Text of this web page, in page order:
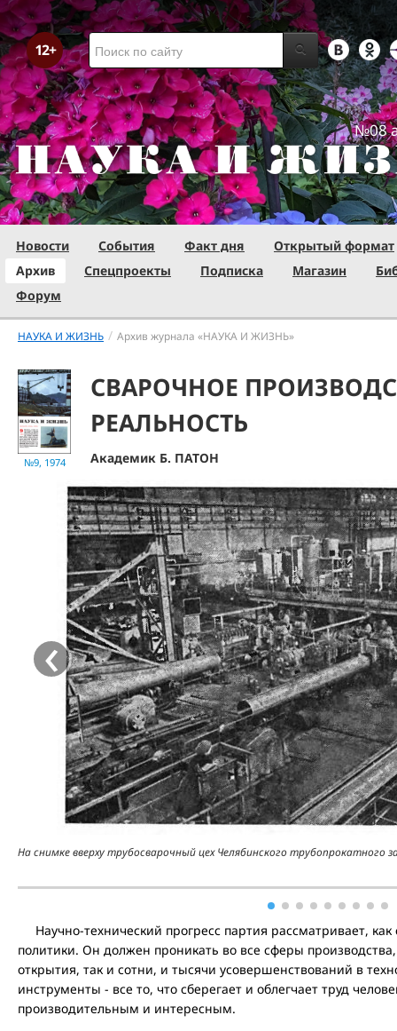
№08
Новости События Факт дня
Открытый формат
Архив
Спецпроекты Подписка Магазин
Форум
НАУКА И ЖИЗНЬ / Архив журнала «НАУКА И ЖИЗНЬ»
№9, 1974
СВАРОЧНОЕ
РЕАЛЬНОСТЬ
Академик Б. ПАТОН
На снимке вверху трубосварочный цех Челябинского трубопрокатного
‹
Научно-технический прогресс партия рассматривает,
политики. Он должен проникать во все сферы
открытия, так и сотни, и тысячи усовершенствований в
инструменты - все то, что сберегает и облегчает труд
производительным и интересным.